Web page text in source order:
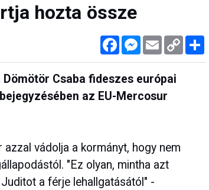
hozta össze
FacebookMessenger
Email Copy
Link
Csaba fideszes európai
az EU-Mercosur
vádolja a kormányt, hogy nem
"Ez olyan, mintha azt
a férje lehallgatásától" -